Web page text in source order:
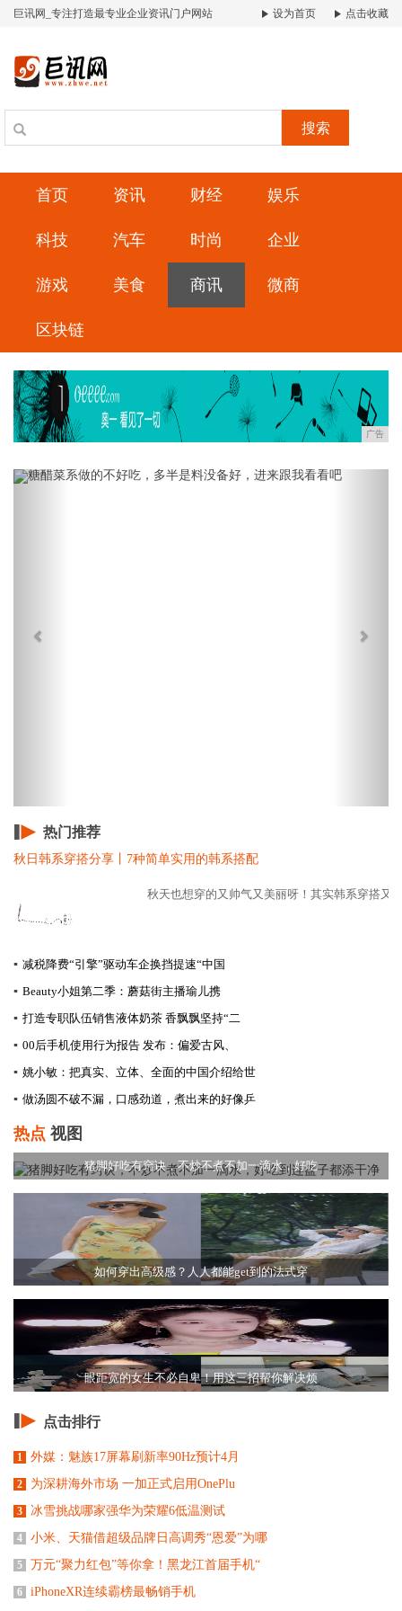
巨讯网_专注打造最专业企业资讯门户网站 设为首页 点击收藏
搜索
首页 资讯 财经 娱乐
科技 汽车 时尚 企业
游戏 美食 商讯 微商
区块链
广告
Previous
热门推荐
秋日韩系穿搭分享丨7种简单实用的韩系搭配
秋天也想穿的又帅气又美丽呀！其实韩系穿搭又
▪ 减税降费“引擎”驱动车企换挡提速​“中国
▪ Beauty小姐第二季：蘑菇街主播瑜儿携
▪ 打造专职队伍销售液体奶茶 香飘飘坚持“二
▪ 00后手机使用行为报告 发布：偏爱古风、
▪ 姚小敏：把真实、立体、全面的中国介绍给世
▪ 做汤圆不破不漏，口感劲道，煮出来的好像乒
热点 视图
猪脚好吃有窍诀，不炒不煮不加一滴水，好吃
如何穿出高级感？人人都能get到的法式穿
眼距宽的女生不必自卑！用这三招帮你解决烦
点击排行
1 外媒：魅族17屏幕刷新率90Hz预计4月
2 为深耕海外市场 一加正式启用OnePlu
3 冰雪挑战哪家强华为荣耀6低温测试
4 小米、天猫借超级品牌日高调秀“恩爱”为哪
5 万元“聚力红包”等你拿！黑龙江首届手机“
6 iPhoneXR连续霸榜最畅销手机